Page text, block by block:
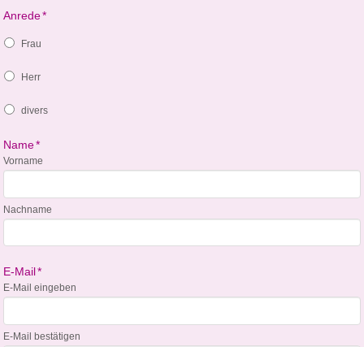
Anrede*
Frau
Herr
divers
Name*
Vorname
Nachname
E-Mail*
E-Mail eingeben
E-Mail bestätigen